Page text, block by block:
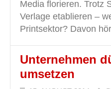
Media florieren. Trotz
Verlage etablieren –
Printsektor? Davon
Unternehmen
umsetzen